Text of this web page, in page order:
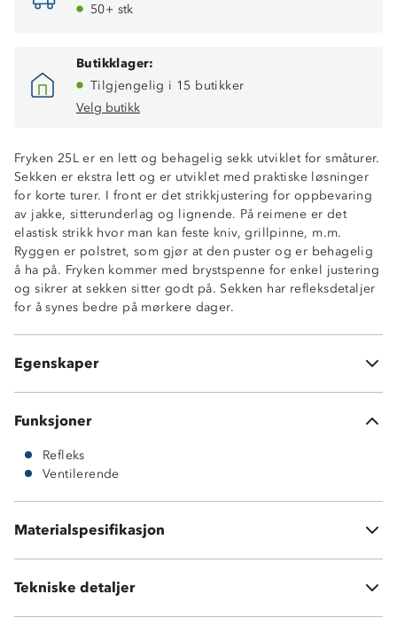
50+ stk
Butikklager:
Tilgjengelig i 15 butikker
Velg butikk
Fryken 25L er en lett og behagelig sekk utviklet for småturer.
Sekken er ekstra lett og er utviklet med praktiske løsninger
for korte turer. I front er det strikkjustering for oppbevaring
av jakke, sitterunderlag og lignende. På reimene er det
elastisk strikk hvor man kan feste kniv, grillpinne, m.m.
Ryggen er polstret, som gjør at den puster og er behagelig
å ha på. Fryken kommer med brystspenne for enkel justering
og sikrer at sekken sitter godt på. Sekken har refleksdetaljer
for å synes bedre på mørkere dager.
Egenskaper
Volum: 25 L
Vekt: 360 g
Mål: 48 cm høy
Vektkapasitet: 9-10 kg
Hovedrom med åpen lomme i ryggen
Topplomme med glidelås
Strikkfester i front
Meshlomme på siden
Knagghempe
Refleks
Funksjoner
Refleks
Ventilerende
Materialspesifikasjon
100 % polyester
Tekniske detaljer
Volum: 25 L